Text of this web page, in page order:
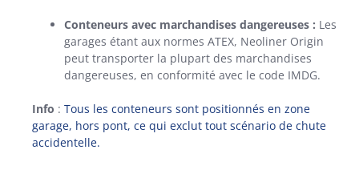
Conteneurs avec marchandises dangereuses : Les
garages étant aux normes ATEX, Neoliner Origin
peut transporter la plupart des marchandises
dangereuses, en conformité avec le code IMDG.
Info : Tous les conteneurs sont positionnés en zone
garage, hors pont, ce qui exclut tout scénario de chute
accidentelle.